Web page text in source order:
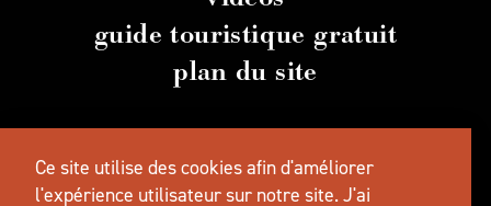
guide touristique gratuit
plan du site
Salem , Oregon- (503) 581 4325-Adresse
Ce site utilise des cookies afin d'améliorer
l'expérience utilisateur sur notre site.J'ai